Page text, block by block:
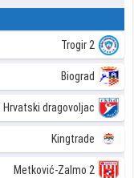
Trogir 2
Biograd
Hrvatski dragovoljac
Kingtrade
Metković-Zalmo 2